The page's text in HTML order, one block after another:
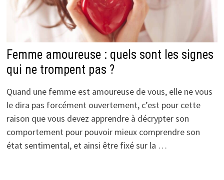
Femme amoureuse : quels sont les signes
qui ne trompent pas ?
Quand une femme est amoureuse de vous, elle ne vous
le dira pas forcément ouvertement, c’est pour cette
raison que vous devez apprendre à décrypter son
comportement pour pouvoir mieux comprendre son
état sentimental, et ainsi être fixé sur la …